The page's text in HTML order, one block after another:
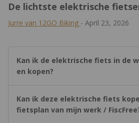
De lichtste elektrische
Jurre van 12GO Biking - April 23, 2026
Kan ik de elektrische fiets in de
en kopen?
Kan ik deze elektrische fiets
fietsplan van mijn werk /